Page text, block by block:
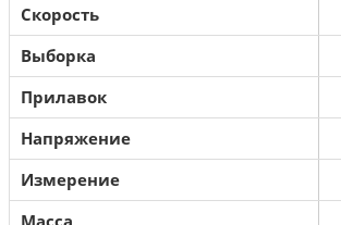
Скорость
Выборка
Прилавок
Напряжение
Измерение
Масса